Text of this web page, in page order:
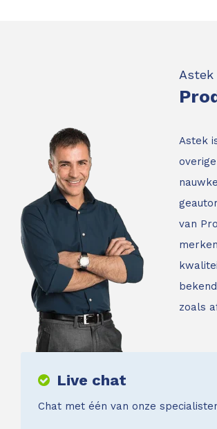
Astek
Astek
van
zoals
Live chat
Chat met één van onze